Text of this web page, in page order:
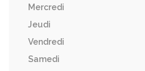
Mercredi
Jeudi
Vendredi
Samedi